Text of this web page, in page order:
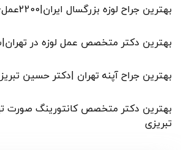
بهترین جراح لوزه بزرگسال ایران|2200عمل-دکتر حسین تبریزی
بهترین دکتر متخصص عمل لوزه در
بهترین جراح آپنه تهران |دکتر حسین
بهترین دکتر متخصص کانتورینگ صورت
تبریزی